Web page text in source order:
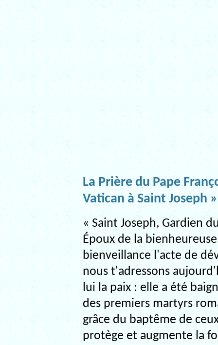
La Prière du Pape
Vatican à Saint Joseph
« Saint Joseph, Gardien
Époux de la
bienveillance l'acte de
nous t'adressons
lui la paix : elle a été
des premiers martyrs
grâce du baptême de
protège et augmente la